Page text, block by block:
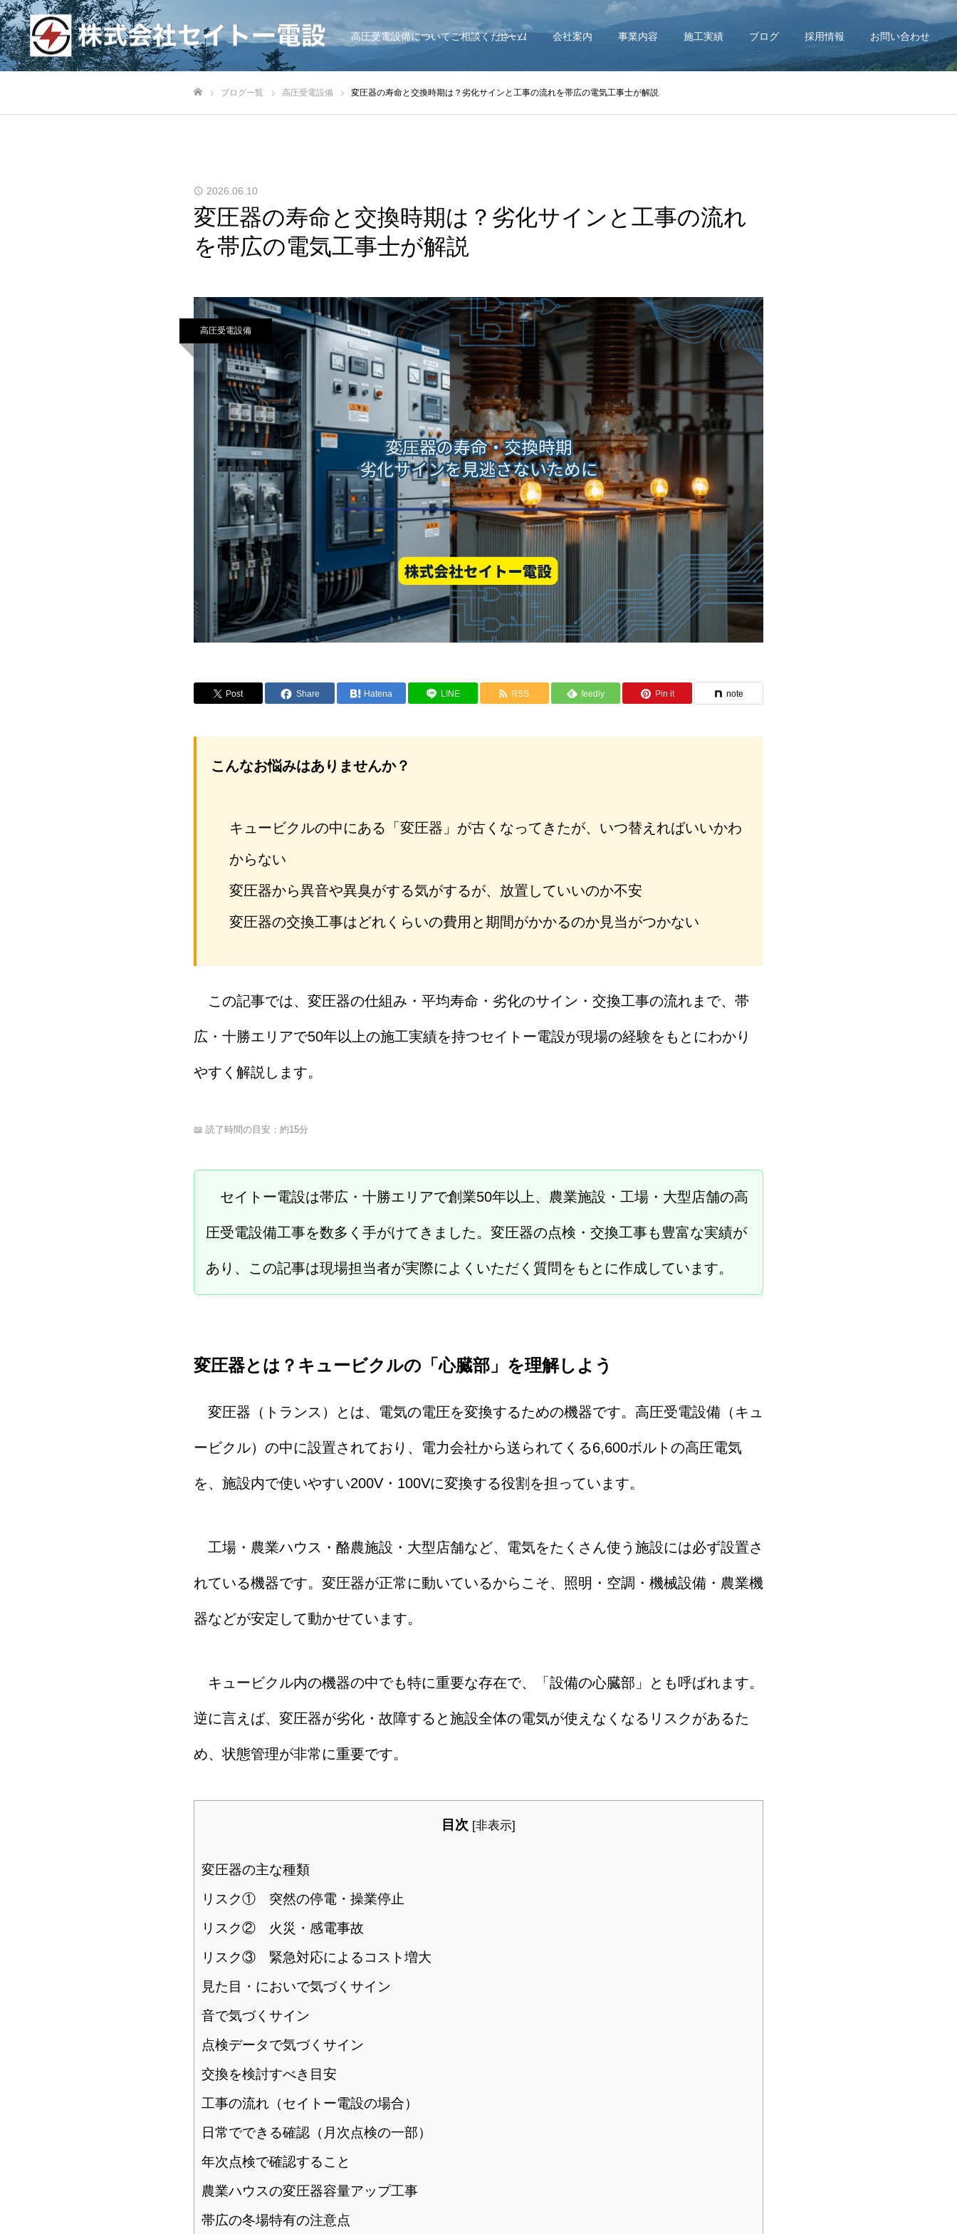
高圧受電設備についてご相談ください！
ホーム 会社案内 事業内容 施工実績 ブログ 採用情報 お問い合わせ
ブログ一覧 高圧受電設備 変圧器の寿命と交換時期は？劣化サインと工事の流れを帯広の電気工事士が解説
2026.06.10
変圧器の寿命と交換時期は？劣化サインと工事の流れ
を帯広の電気工事士が解説
高圧受電設備
Post Share Hatena LINE RSS feedly Pin it note
こんなお悩みはありませんか？
キュービクルの中にある「変圧器」が古くなってきたが、いつ替えればいいかわ
からない
変圧器から異音や異臭がする気がするが、放置していいのか不安
変圧器の交換工事はどれくらいの費用と期間がかかるのか見当がつかない
この記事では、変圧器の仕組み・平均寿命・劣化のサイン・交換工事の流れまで、帯
広・十勝エリアで50年以上の施工実績を持つセイトー電設が現場の経験をもとにわかり
やすく解説します。
📖 読了時間の目安：約15分
セイトー電設は帯広・十勝エリアで創業50年以上、農業施設・工場・大型店舗の高
圧受電設備工事を数多く手がけてきました。変圧器の点検・交換工事も豊富な実績が
あり、この記事は現場担当者が実際によくいただく質問をもとに作成しています。
変圧器とは？キュービクルの「心臓部」を理解しよう
変圧器（トランス）とは、電気の電圧を変換するための機器です。高圧受電設備（キュ
ービクル）の中に設置されており、電力会社から送られてくる6,600ボルトの高圧電気
を、施設内で使いやすい200V・100Vに変換する役割を担っています。
工場・農業ハウス・酪農施設・大型店舗など、電気をたくさん使う施設には必ず設置さ
れている機器です。変圧器が正常に動いているからこそ、照明・空調・機械設備・農業機
器などが安定して動かせています。
キュービクル内の機器の中でも特に重要な存在で、「設備の心臓部」とも呼ばれます。
逆に言えば、変圧器が劣化・故障すると施設全体の電気が使えなくなるリスクがあるた
め、状態管理が非常に重要です。
目次 [非表示]
変圧器の主な種類
リスク① 突然の停電・操業停止
リスク② 火災・感電事故
リスク③ 緊急対応によるコスト増大
見た目・においで気づくサイン
音で気づくサイン
点検データで気づくサイン
交換を検討すべき目安
工事の流れ（セイトー電設の場合）
日常でできる確認（月次点検の一部）
年次点検で確認すること
農業ハウスの変圧器容量アップ工事
帯広の冬場特有の注意点